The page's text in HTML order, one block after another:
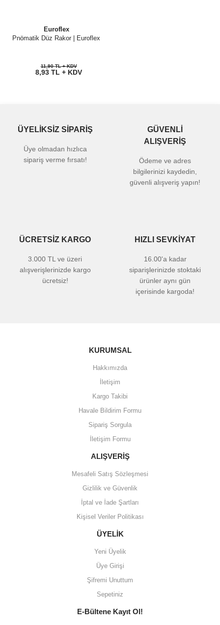
Euroflex
Pnömatik Düz Rakor | Euroflex
11,90 TL + KDV
8,93 TL + KDV
ÜYELİKSİZ SİPARİŞ
Üye olmadan hızlıca
sipariş verme fırsatı!
GÜVENLİ
ALIŞVERİŞ
Ödeme ve adres
bilgilerinizi kaydedin,
güvenli alışveriş yapın!
ÜCRETSİZ KARGO
3.000 TL ve üzeri
alışverişlerinizde kargo
ücretsiz!
HIZLI SEVKİYAT
16.00'a kadar
siparişlerinizde stoktaki
ürünler aynı gün
içerisinde kargoda!
KURUMSAL
Hakkımızda
İletişim
Kargo Takibi
Havale Bildirim Formu
Sipariş Sorgula
İletişim Formu
ALIŞVERİŞ
Mesafeli Satış Sözleşmesi
Gizlilik ve Güvenlik
İptal ve İade Şartları
Kişisel Veriler Politikası
ÜYELİK
Yeni Üyelik
Üye Girişi
Şifremi Unuttum
Sepetiniz
E-Bültene Kayıt Ol!